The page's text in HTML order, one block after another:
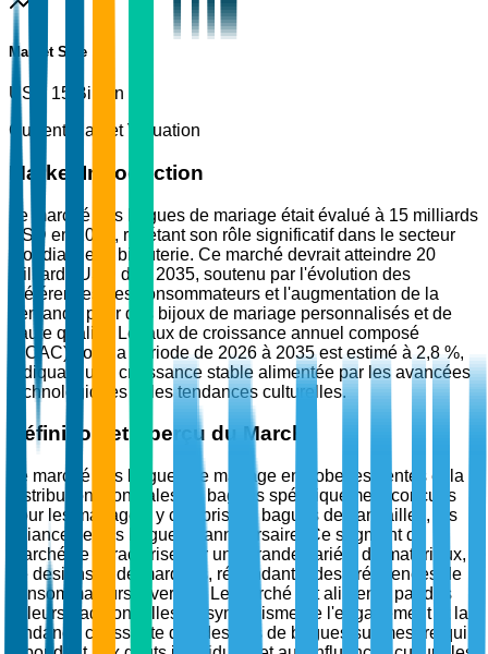
Market Size
USD 15 Billion
Current Market Valuation
Market Introduction
Le marché des bagues de mariage était évalué à 15 milliards
USD en 2025, reflétant son rôle significatif dans le secteur
mondial de la bijouterie. Ce marché devrait atteindre 20
milliards USD d'ici 2035, soutenu par l'évolution des
préférences des consommateurs et l'augmentation de la
demande pour des bijoux de mariage personnalisés et de
haute qualité. Le taux de croissance annuel composé
(TCAC) pour la période de 2026 à 2035 est estimé à 2,8 %,
indiquant une croissance stable alimentée par les avancées
technologiques et les tendances culturelles.
Définition et Aperçu du Marché
Le marché des bagues de mariage englobe les ventes et la
distribution mondiales de bagues spécifiquement conçues
pour les mariages, y compris les bagues de fiançailles, les
alliances et les bagues d'anniversaire. Ce segment de
marché se caractérise par une grande variété de matériaux,
de designs et de marques, répondant à des préférences de
consommateurs diverses. Le marché est alimenté par des
valeurs traditionnelles, le symbolisme de l'engagement et la
tendance croissante des designs de bagues sur mesure qui